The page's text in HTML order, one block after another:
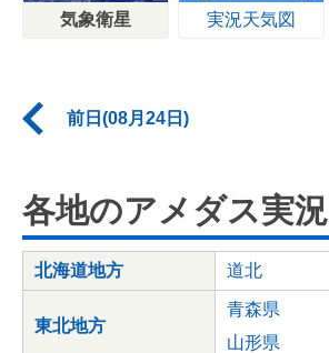
気象衛星 実況天気図
前日(08月24日)
各地のアメダス実況
北海道地方 道北
東北地方
青森県
山形県